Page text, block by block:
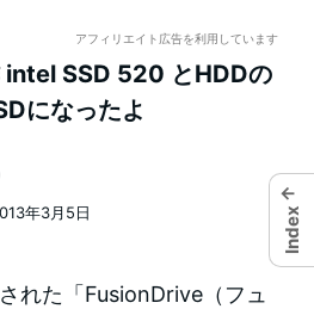
アフィリエイト広告を利用しています
SSD 520 とHDDの
になったよ
年3月5日
れた「FusionDrive（フュ
←
Index